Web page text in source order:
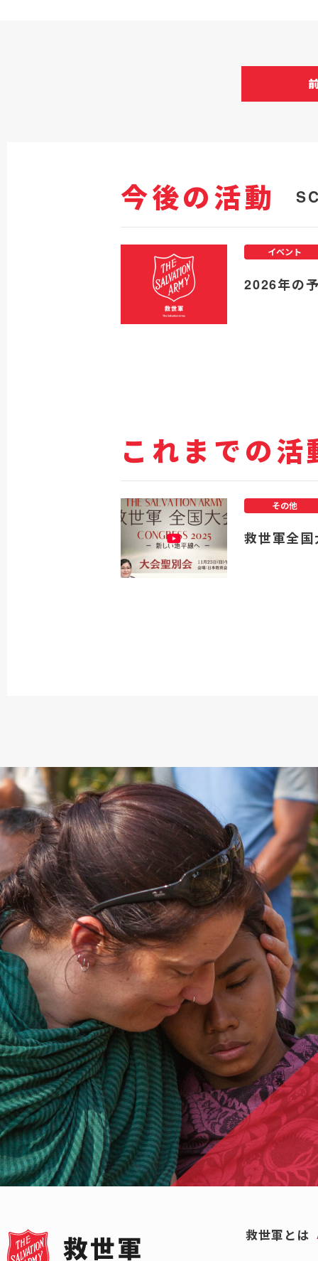
今後の活動
2026年の
イベント
これまでの活
救世軍全
その他
救世軍とは